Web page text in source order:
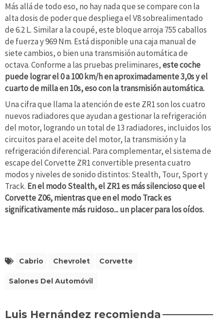
Más allá de todo eso, no hay nada que se compare con la
alta dosis de poder que despliega el V8 sobrealimentado
de 6.2 L. Similar a la coupé, este bloque arroja 755 caballos
de fuerza y 969 Nm. Está disponible una caja manual de
siete cambios, o bien una transmisión automática de
octava. Conforme a las pruebas preliminares,este coche
puede lograr el 0 a 100 km/h en aproximadamente 3,0s y el
cuarto de milla en 10s, eso con la transmisión automática.
Una cifra que llama la atención de este ZR1 son los cuatro
nuevos radiadores que ayudan a gestionar la refrigeración
del motor, logrando un total de 13 radiadores, incluidos los
circuitos para el aceite del motor, la transmisión y la
refrigeración diferencial. Para complementar, el sistema de
escape del Corvette ZR1 convertible presenta cuatro
modos y niveles de sonido distintos: Stealth, Tour, Sport y
Track. En el modo Stealth, el ZR1 es más silencioso que el
Corvette Z06, mientras que en el modo Track es
significativamente más ruidoso... un placer para los oídos.
Cabrio Chevrolet Corvette
Salones Del Automóvil
Luis Hernández recomienda